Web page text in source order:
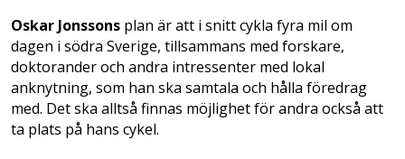
Oskar Jonssons plan är att i snitt cykla fyra mil om
dagen i södra Sverige, tillsammans med forskare,
doktorander och andra intressenter med lokal
anknytning, som han ska samtala och hålla föredrag
med. Det ska alltså finnas möjlighet för andra också att
ta plats på hans cykel.